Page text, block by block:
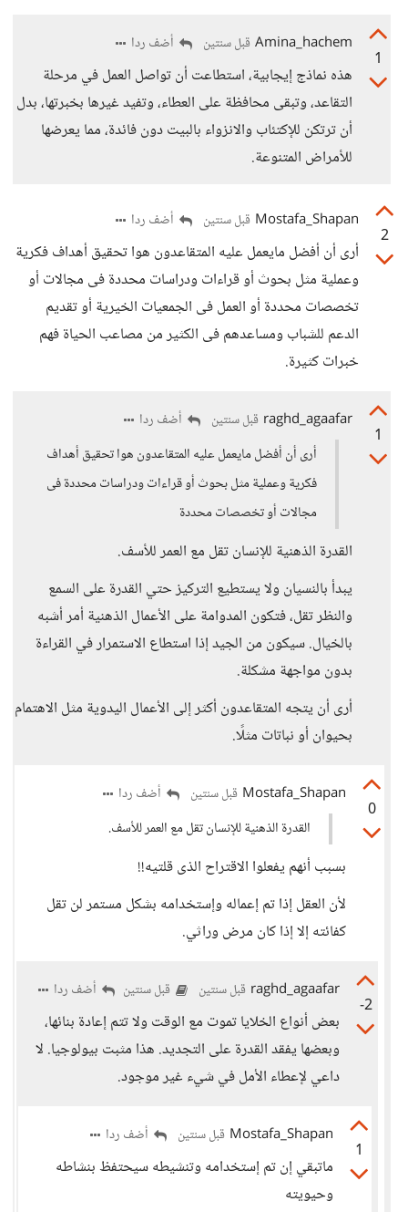
1
Amina_hachem قبل سنتين أضف ردا
هذه نماذج إيجابية، استطاعت أن تواصل العمل في مرحلة
التقاعد، وتبقى محافظة على العطاء، وتفيد غيرها بخبرتها، بدل
أن ترتكن للإكتئاب والانزواء بالبيت دون فائدة، مما يعرضها
للأمراض المتنوعة.
2
Mostafa_Shapan قبل سنتين أضف ردا
أرى أن أفضل مايعمل عليه المتقاعدون هوا تحقيق أهداف فكرية
وعملية مثل بحوث أو قراءات ودراسات محددة فى مجالات أو
تخصصات محددة أو العمل فى الجمعيات الخيرية أو تقديم
الدعم للشباب ومساعدهم فى الكثير من مصاعب الحياة فهم
خبرات كثيرة.
1
raghd_agaafar قبل سنتين
أضف ردا
أرى أن أفضل مايعمل عليه المتقاعدون هوا تحقيق أهداف
فكرية وعملية مثل بحوث أو قراءات ودراسات محددة فى
مجالات أو تخصصات محددة
القدرة الذهنية للإنسان تقل مع العمر للأسف.
يبدأ بالنسيان ولا يستطيع التركيز حتي القدرة على السمع
والنظر تقل، فتكون المدوامة على الأعمال الذهنية أمر أشبه
بالخيال. سيكون من الجيد إذا استطاع الاستمرار في القراءة
بدون مواجهة مشكلة.
أرى أن يتجه المتقاعدون أكثر إلى الأعمال اليدوية مثل الاهتمام
بحيوان أو نباتات مثلًا.
0
Mostafa_Shapan قبل سنتين
أضف ردا
القدرة الذهنية للإنسان تقل مع العمر للأسف.
بسبب أنهم يفعلوا الاقتراح الذى قلتيه!!
لأن العقل إذا تم إعماله وإستخدامه بشكل مستمر لن تقل
كفائته إلا إذا كان مرض وراثي.
-2
raghd_agaafar قبل سنتين قبل سنتين أضف ردا
بعض أنواع الخلايا تموت مع الوقت ولا تتم إعادة بنائها،
وبعضها يفقد القدرة على التجديد. هذا مثبت بيولوجيا. لا
داعي لإعطاء الأمل في شيء غير موجود.
1
Mostafa_Shapan قبل سنتين أضف ردا
ماتبقي إن تم إستخدامه وتنشيطه سيحتفظ بنشاطه
وحيويته